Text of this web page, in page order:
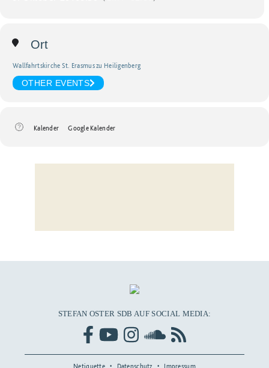
Ort
Wallfahrtskirche St. Erasmus zu Heiligenberg
OTHER EVENTS
Kalender Google Kalender
STEFAN OSTER SDB AUF SOCIAL MEDIA:
Netiquette Datenschutz Impressum